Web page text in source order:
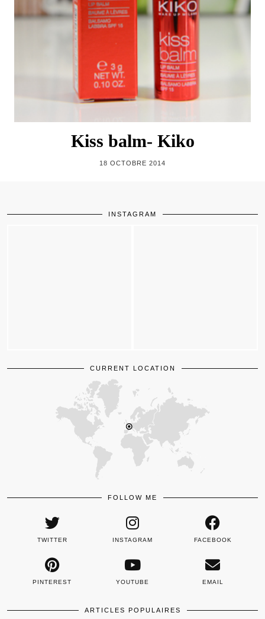
Kiss balm- Kiko
18 OCTOBRE 2014
INSTAGRAM
CURRENT LOCATION
FOLLOW ME
TWITTER INSTAGRAM FACEBOOK
PINTEREST YOUTUBE EMAIL
ARTICLES POPULAIRES